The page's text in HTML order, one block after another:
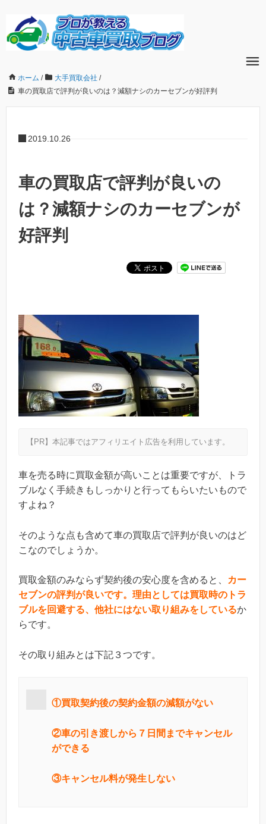
ホーム / 大手買取会社 /
車の買取店で評判が良いのは？減額ナシのカーセブンが好評判
2019.10.26
車の買取店で評判が良いの
は？減額ナシのカーセブンが
好評判
【PR】本記事ではアフィリエイト広告を利用しています。
車を売る時に買取金額が高いことは重要ですが、トラ
ブルなく手続きもしっかりと行ってもらいたいもので
すよね？
そのような点も含めて車の買取店で評判が良いのはど
こなのでしょうか。
買取金額のみならず契約後の安心度を含めると、
カー
セブンの評判が良いです。理由としては買取時のトラ
ブルを回避する、他社にはない取り組みをしているか
らです。
その取り組みとは下記３つです。
①買取契約後の契約金額の減額がない
②車の引き渡しから７日間までキャンセル
ができる
③キャンセル料が発生しない